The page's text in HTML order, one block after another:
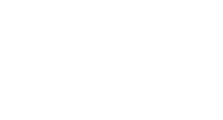
锡机已经开始广泛的使用。但是很多厂家
到机械故障的时候也不知道该怎么办，只
如果是因为切剥刀切入太浅或太深；那么